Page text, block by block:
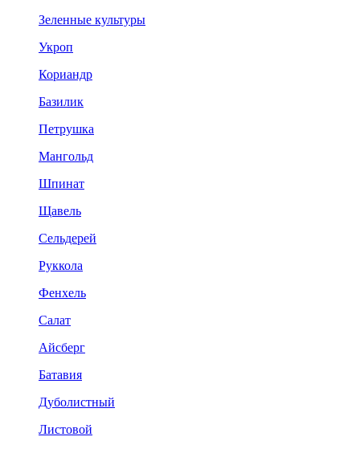
Зеленные культуры
Укроп
Кориандр
Базилик
Петрушка
Мангольд
Шпинат
Щавель
Сельдерей
Руккола
Фенхель
Салат
Айсберг
Батавия
Дуболистный
Листовой